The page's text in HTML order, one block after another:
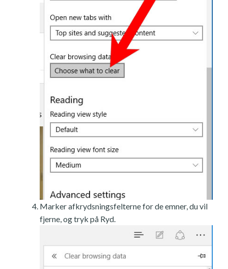
Marker afkrydsningsfelterne for de emner, du vil
fjerne, og tryk på Ryd.